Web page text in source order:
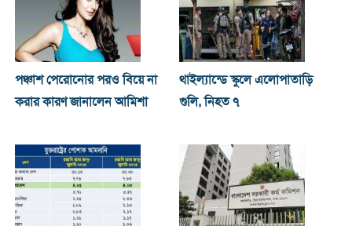
পঞ্চাশ পেরোনোর পরও বিয়ে না
করার কারণ জানালেন আমিশা
থাইল্যান্ডে স্কুলে এলোপাতাড়ি
গুলি, নিহত ৭